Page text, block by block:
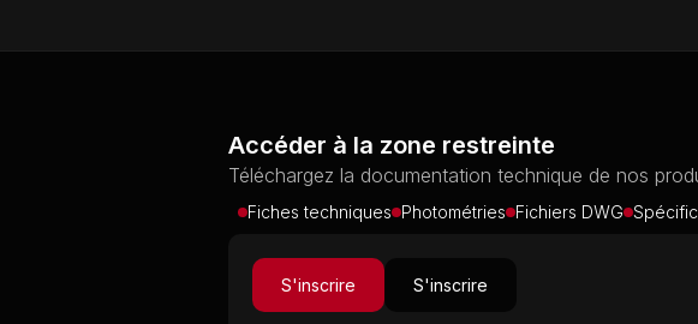
Accéder à la zone restreinte
Téléchargez la documentation technique de nos
Fiches techniques Photométries Fichiers DWG
S'inscrire S'inscrire